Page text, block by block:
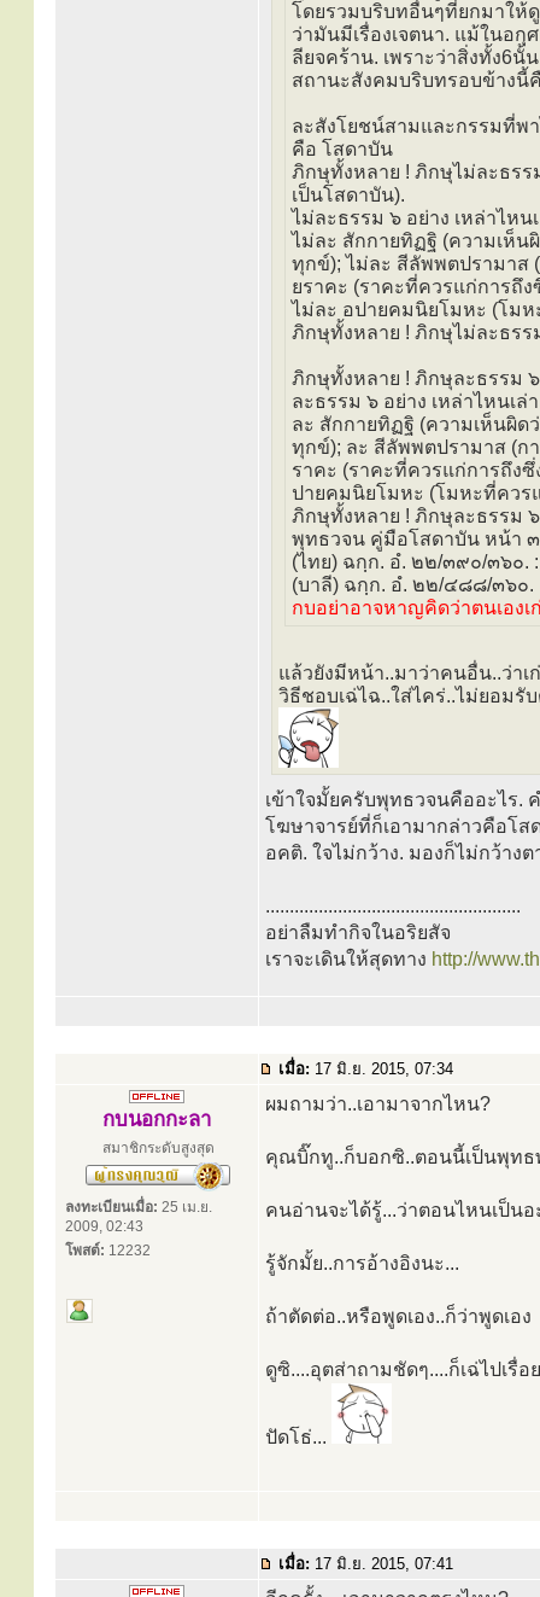
โดยรวมบริบทอื่นๆที่ยกมาให้
ว่ามันมีเรื่องเจตนา. แม้ในอกุ
ลียจคร้าน. เพราะว่าสิ่งทั้ง6นั้
สถานะสังคมบริบทรอบข้างนี้
ละสังโยชน์สามและกรรมที่พ
คือ โสดาบัน
ภิกษุทั้งหลาย ! ภิกษุไม่ละธรร
เป็นโสดาบัน).
ไม่ละธรรม ๖ อย่าง เหล่าไหน
ไม่ละ สักกายทิฏฐิ (ความเห็น
ทุกข์); ไม่ละ สีลัพพตปรามาส
ยราคะ (ราคะที่ควรแก่การถึ
ไม่ละ อปายคมนิยโมหะ (โมห
ภิกษุทั้งหลาย ! ภิกษุไม่ละธรร
ภิกษุทั้งหลาย ! ภิกษุละธรรม
ละธรรม ๖ อย่าง เหล่าไหนเล่
ละ สักกายทิฏฐิ (ความเห็นผิด
ทุกข์); ละ สีลัพพตปรามาส (ก
ราคะ (ราคะที่ควรแก่การถึง
ปายคมนิยโมหะ (โมหะที่ควร
ภิกษุทั้งหลาย ! ภิกษุละธรรม
พุทธวจน คู่มือโสดาบัน หน้า
(ไทย) ฉกฺก. อํ. ๒๒/๓๙๐/๓๖๐.
(บาลี) ฉกฺก. อํ. ๒๒/๔๘๘/๓๖๐.
กบอย่าอาจหาญคิดว่าตนเอง
แล้วยังมีหน้า..มาว่าคนอื่น..ว่า
วิธีชอบเฉ่ไฉ..ใส่ไคร่..ไม่ยอมรั
เข้าใจมั้ยครับพุทธวจนคืออะไร.
โฆษาจารย์ที่ก็เอามากล่าวคือโส
อคติ. ใจไม่กว้าง. มองก็ไม่กว้างต
.....................................................
อย่าลืมทำกิจในอริยสัจ
เราจะเดินให้สุดทาง http://
เมื่อ: 17 มิ.ย. 2015, 07:34
กบนอกกะลา
สมาชิกระดับสูงสุด
ลงทะเบียนเมื่อ: 25 เม.ย.
2009, 02:43
โพสต์: 12232
ผมถามว่า..เอามาจากไหน?
คุณบิ๊กทู..ก็บอกซิ..ตอนนี้เป็นพุทธ
คนอ่านจะได้รู้...ว่าตอนไหนเป็น
รู้จักมั้ย..การอ้างอิงนะ...
ถ้าตัดต่อ..หรือพูดเอง..ก็ว่าพูดเอง
ดูซิ....อุตส่าถามชัดๆ....ก็เฉ่ไปเรื่อ
ปัดโธ่...
เมื่อ: 17 มิ.ย. 2015, 07:41